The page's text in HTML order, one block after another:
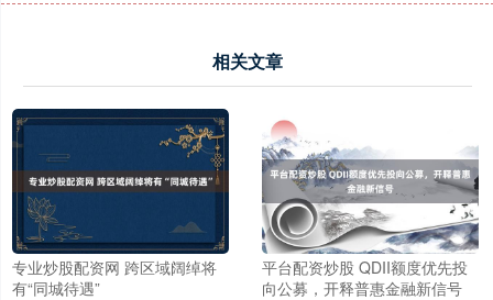
相关文章
专业炒股配资网 跨区域阔绰将
有“同城待遇”
平台配资炒股 QDII额度优先投
向公募，开释普惠金融新信号